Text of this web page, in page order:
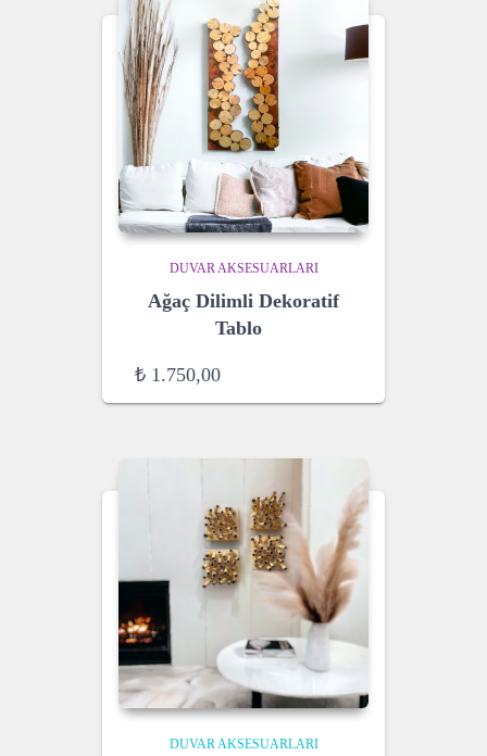
DUVAR AKSESUARLARI
Ağaç Dilimli Dekoratif
Tablo
₺ 1.750,00
DUVAR AKSESUARLARI